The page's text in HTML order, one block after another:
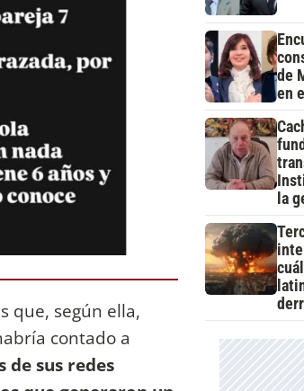
que, según ella,
contado a
de sus redes
de
en
la